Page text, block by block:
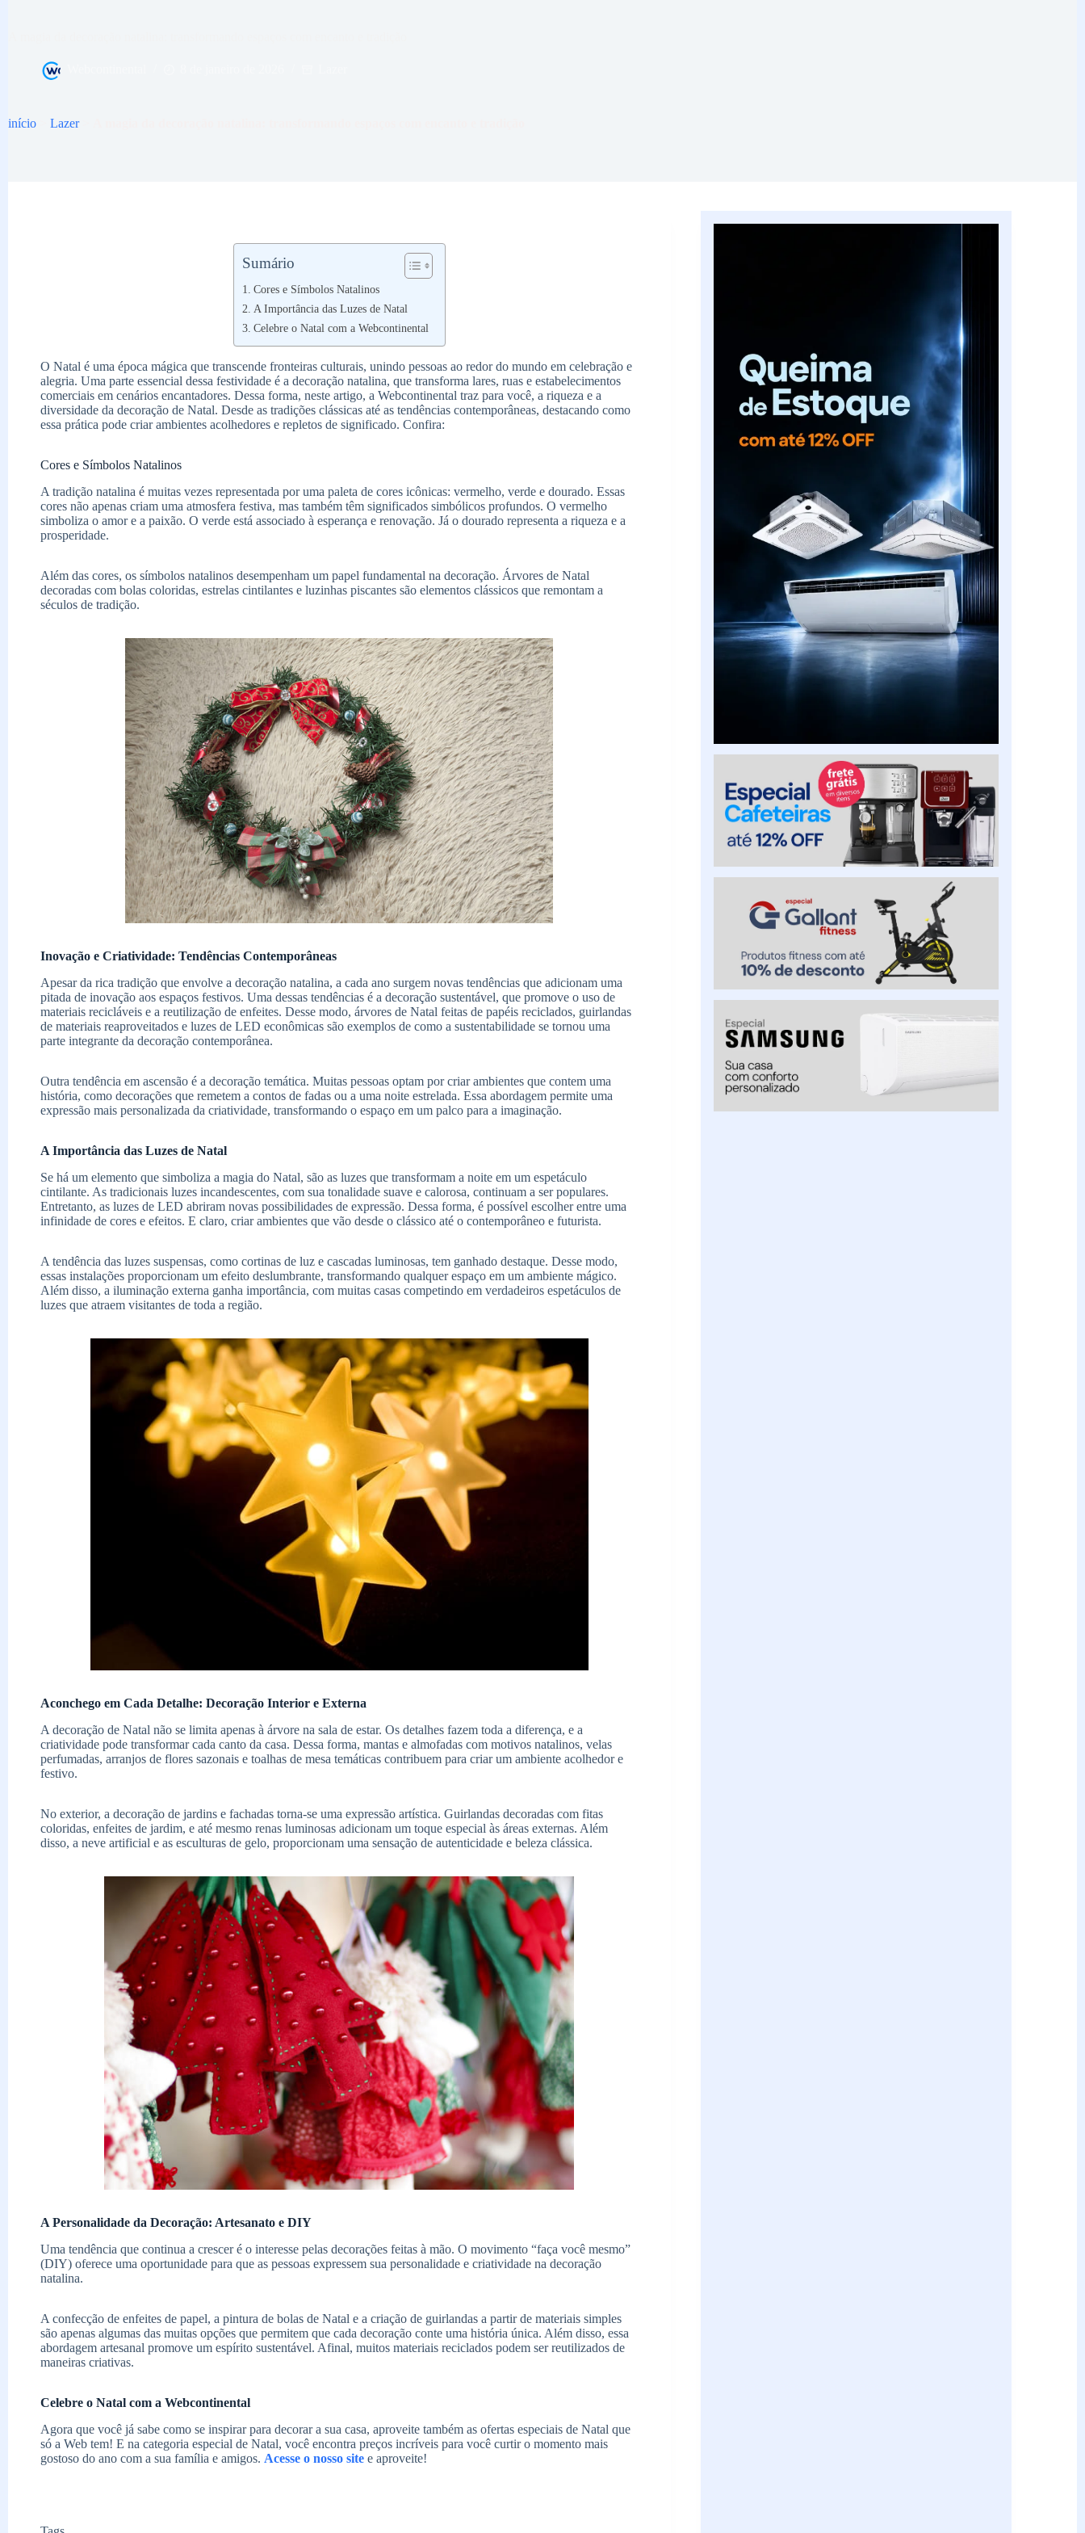
início Lazer>
Sumário
Cores e Símbolos Natalinos
A Importância das Luzes de Natal
Celebre o Natal com a Webcontinental
O Natal é uma época mágica que transcende fronteiras culturais, unindo pessoas ao redor do mundo em celebração e
alegria. Uma parte essencial dessa festividade é a decoração natalina, que transforma lares, ruas e estabelecimentos
comerciais em cenários encantadores. Dessa forma, neste artigo, a Webcontinental traz para você, a riqueza e a
diversidade da decoração de Natal. Desde as tradições clássicas até as tendências contemporâneas, destacando como
essa prática pode criar ambientes acolhedores e repletos de significado. Confira:
Cores e Símbolos Natalinos
A tradição natalina é muitas vezes representada por uma paleta de cores icônicas: vermelho, verde e dourado. Essas
cores não apenas criam uma atmosfera festiva, mas também têm significados simbólicos profundos. O vermelho
simboliza o amor e a paixão. O verde está associado à esperança e renovação. Já o dourado representa a riqueza e a
prosperidade.
Além das cores, os símbolos natalinos desempenham um papel fundamental na decoração. Árvores de Natal
decoradas com bolas coloridas, estrelas cintilantes e luzinhas piscantes são elementos clássicos que remontam a
séculos de tradição.
Inovação e Criatividade: Tendências Contemporâneas
Apesar da rica tradição que envolve a decoração natalina, a cada ano surgem novas tendências que adicionam uma
pitada de inovação aos espaços festivos. Uma dessas tendências é a decoração sustentável, que promove o uso de
materiais recicláveis e a reutilização de enfeites. Desse modo, árvores de Natal feitas de papéis reciclados, guirlandas
de materiais reaproveitados e luzes de LED econômicas são exemplos de como a sustentabilidade se tornou uma
parte integrante da decoração contemporânea.
Outra tendência em ascensão é a decoração temática. Muitas pessoas optam por criar ambientes que contem uma
história, como decorações que remetem a contos de fadas ou a uma noite estrelada. Essa abordagem permite uma
expressão mais personalizada da criatividade, transformando o espaço em um palco para a imaginação.
A Importância das Luzes de Natal
Se há um elemento que simboliza a magia do Natal, são as luzes que transformam a noite em um espetáculo
cintilante. As tradicionais luzes incandescentes, com sua tonalidade suave e calorosa, continuam a ser populares.
Entretanto, as luzes de LED abriram novas possibilidades de expressão. Dessa forma, é possível escolher entre uma
infinidade de cores e efeitos. E claro, criar ambientes que vão desde o clássico até o contemporâneo e futurista.
A tendência das luzes suspensas, como cortinas de luz e cascadas luminosas, tem ganhado destaque. Desse modo,
essas instalações proporcionam um efeito deslumbrante, transformando qualquer espaço em um ambiente mágico.
Além disso, a iluminação externa ganha importância, com muitas casas competindo em verdadeiros espetáculos de
luzes que atraem visitantes de toda a região.
Aconchego em Cada Detalhe: Decoração Interior e Externa
A decoração de Natal não se limita apenas à árvore na sala de estar. Os detalhes fazem toda a diferença, e a
criatividade pode transformar cada canto da casa. Dessa forma, mantas e almofadas com motivos natalinos, velas
perfumadas, arranjos de flores sazonais e toalhas de mesa temáticas contribuem para criar um ambiente acolhedor e
festivo.
No exterior, a decoração de jardins e fachadas torna-se uma expressão artística. Guirlandas decoradas com fitas
coloridas, enfeites de jardim, e até mesmo renas luminosas adicionam um toque especial às áreas externas. Além
disso, a neve artificial e as esculturas de gelo, proporcionam uma sensação de autenticidade e beleza clássica.
A Personalidade da Decoração: Artesanato e DIY
Uma tendência que continua a crescer é o interesse pelas decorações feitas à mão. O movimento “faça você mesmo”
(DIY) oferece uma oportunidade para que as pessoas expressem sua personalidade e criatividade na decoração
natalina.
A confecção de enfeites de papel, a pintura de bolas de Natal e a criação de guirlandas a partir de materiais simples
são apenas algumas das muitas opções que permitem que cada decoração conte uma história única. Além disso, essa
abordagem artesanal promove um espírito sustentável. Afinal, muitos materiais reciclados podem ser reutilizados de
maneiras criativas.
Celebre o Natal com a Webcontinental
Agora que você já sabe como se inspirar para decorar a sua casa, aproveite também as ofertas especiais de Natal que
só a Web tem! E na categoria especial de Natal, você encontra preços incríveis para você curtir o momento mais
gostoso do ano com a sua família e amigos. Acesse o nosso site e aproveite!